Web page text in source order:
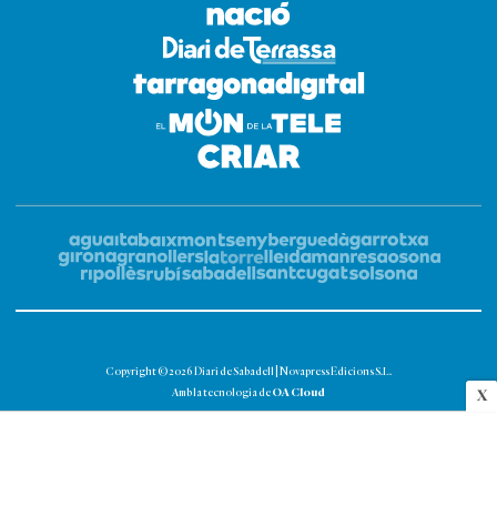
X
Copyright © 2026 Diari de Sabadell | Novapress Edicions S.L.
Amb la tecnologia de OA Cloud